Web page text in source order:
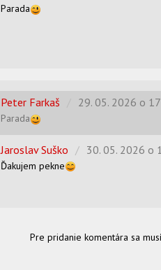
Parada
Peter Farkaš 29. 05. 2026 o
Parada
Jaroslav Suško / 30. 05. 2026 o
Ďakujem pekne
Pre pridanie komentára sa